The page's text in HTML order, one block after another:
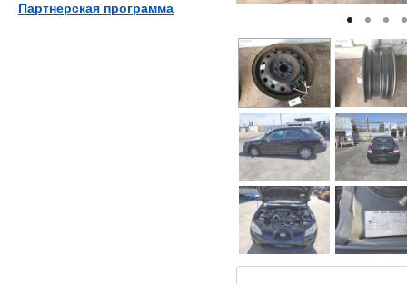
Партнерская программа